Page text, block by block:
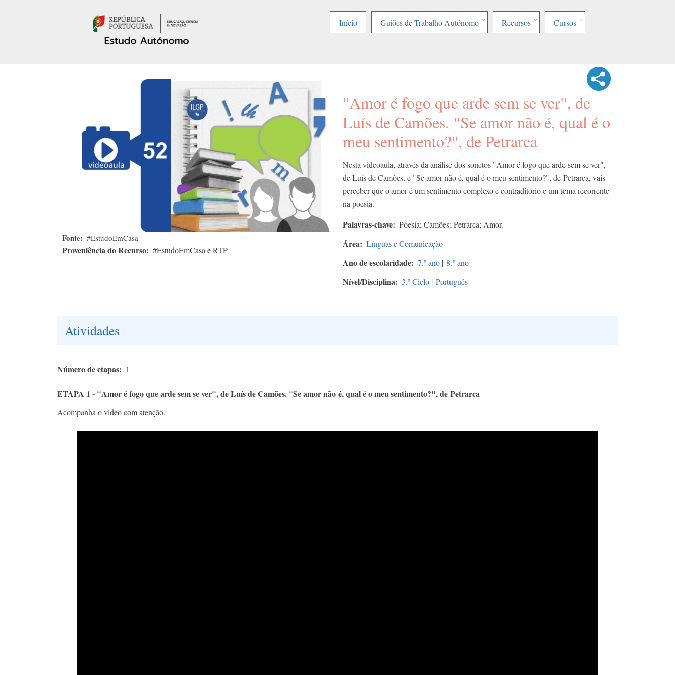
Início
Guiões de Trabalho Autónomo Recursos Cursos
Fonte #EstudoEmCasa
Proveniência do Recurso #EstudoEmCasa e RTP
"Amor é fogo que arde sem se ver", de
Luís de Camões. "Se amor não é, qual é o
meu sentimento?", de Petrarca
Nesta videoaula, através da análise dos sonetos "Amor é fogo que arde sem se ver",
de Luís de Camões, e "Se amor não é, qual é o meu sentimento?", de Petrarca, vais
perceber que o amor é um sentimento complexo e contraditório e um tema recorrente
na poesia.
Palavras-chave Poesia; Camões; Petrarca; Amor.
Área Línguas e Comunicação
Ano de escolaridade 7.º ano | 8.º ano
Nível/Disciplina 3.º Ciclo | Português
Atividades
Número de etapas 1
ETAPA 1 - "Amor é fogo que arde sem se ver", de Luís de Camões. "Se amor não é, qual é o meu sentimento?", de Petrarca
Acompanha o vídeo com atenção.